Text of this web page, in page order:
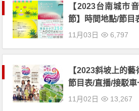
【2023台南城市
節】時間地點/節目
11月03日 6,797
【2023斜坡上的
節目表/直播/接駁車
11月02日 13,267